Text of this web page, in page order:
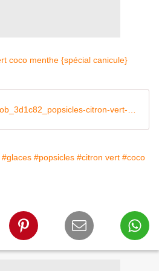
#glaces #popsicles #citron vert #coco